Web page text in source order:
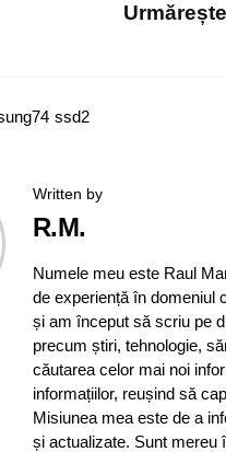
74 ssd2
Written by
R.M.
Numele meu este Raul
de experiență în domeniul
și am început să scriu pe
precum știri, tehnologie,
căutarea celor mai noi
informațiilor, reușind să
Misiunea mea este de a
și actualizate. Sunt mereu